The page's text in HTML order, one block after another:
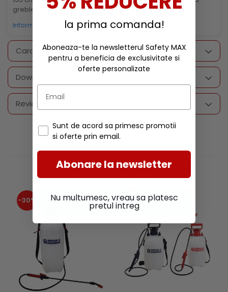
greblei.
Informatii conformitate produs
Caracteristici
Download (1)
Review-uri
RECOMANDARI
-30% -30%
la prima comanda!
Aboneaza-te la newsletterul Safety MAX
pentru a beneficia de exclusivitate si
oferte personalizate
Sunt de acord sa primesc promotii
si oferte prin email.
Abonare la newsletter
Nu multumesc, vreau sa platesc
pretul intreg